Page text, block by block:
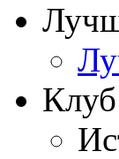
Клуб